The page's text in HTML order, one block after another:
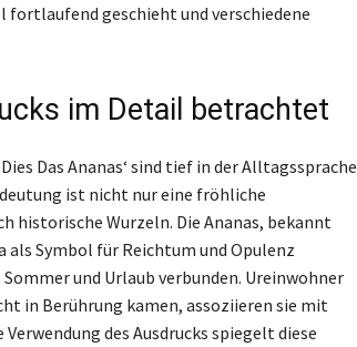
fortlaufend geschieht und verschiedene
im Detail betrachtet
Das Ananas‘ sind tief in der Alltagssprache
ist nicht nur eine fröhliche
historische Wurzeln. Die Ananas, bekannt
als Symbol für Reichtum und Opulenz
und Urlaub verbunden. Ureinwohner
in Berührung kamen, assoziieren sie mit
des Ausdrucks spiegelt diese